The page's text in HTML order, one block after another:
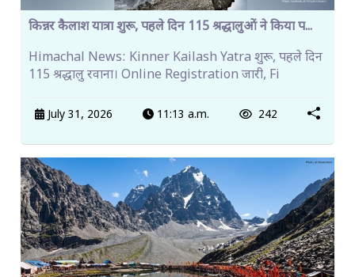
किन्नर कैलाश यात्रा शुरू, पहले दिन 115 श्रद्धालुओं ने किया प...
Himachal News: Kinner Kailash Yatra शुरू, पहले दिन
115 श्रद्धालु रवाना। Online Registration जारी, Fi
July 31, 2026 11:13 a.m. 242